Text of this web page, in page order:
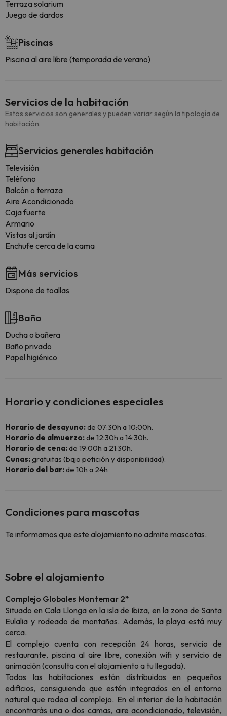
Terraza solarium
Juego de dardos
Piscinas
Piscina al aire libre (temporada de verano)
Servicios de la habitación
Estos servicios son generales y pueden variar según la tipología de
habitación.
Servicios generales habitación
Televisión
Teléfono
Balcón o terraza
Aire Acondicionado
Caja fuerte
Armario
Vistas al jardín
Enchufe cerca de la cama
Más servicios
Dispone de toallas
Baño
Ducha o bañera
Baño privado
Papel higiénico
Horario y condiciones especiales
Horario de desayuno:de 07:30h a 10:00h.
Horario de almuerzo:de 12:30h a 14:30h.
Horario de cena:de 19:00h a 21:30h.
Cunas:gratuitas (bajo petición y disponibilidad).
Horario del bar:de 10h a 24h
Condiciones para mascotas
Te informamos que este alojamiento no admite mascotas.
Sobre el alojamiento
Complejo Globales Montemar 2*
Situado en Cala Llonga en la isla de Ibiza, en la zona de Santa
Eulalia y rodeado de montañas. Además, la playa está muy
cerca.
El complejo cuenta con recepción 24 horas, servicio de
restaurante, piscina al aire libre, conexión wifi y servicio de
animación (consulta con el alojamiento a tu llegada).
Todas las habitaciones están distribuidas en pequeños
edificios, consiguiendo que estén integrados en el entorno
natural que rodea al complejo. En el interior de la habitación
encontrarás una o dos camas, aire acondicionado, televisión,